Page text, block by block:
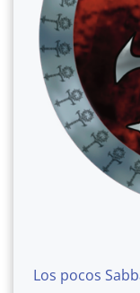
Los pocos